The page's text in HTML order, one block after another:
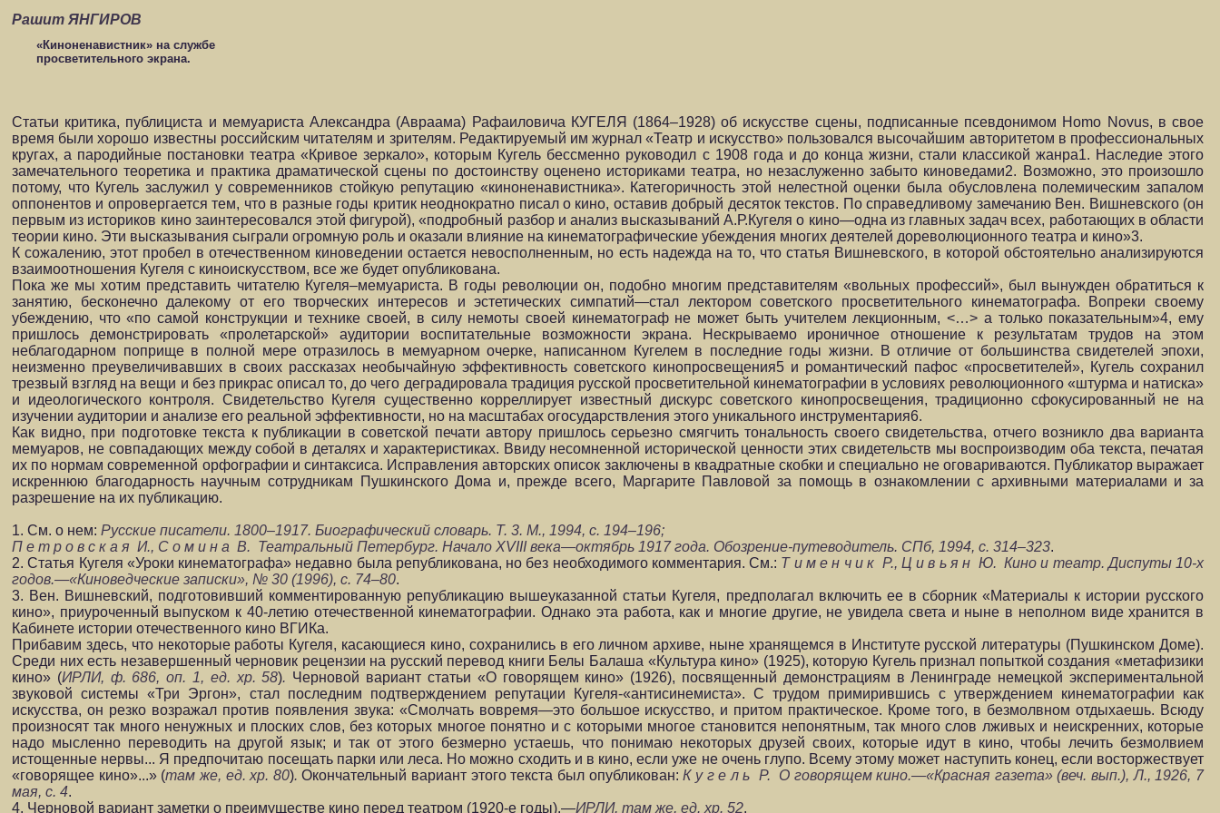
Рашит ЯНГИРОВ
«Киноненавистник» на службе
просветительного экрана.
Статьи критика, публициста и мемуариста Александра (Авраама) Рафаиловича КУГЕЛЯ (1864–1928) об искусстве сцены, подписанные псевдонимом Homo Novus, в свое
время были хорошо известны российским читателям и зрителям. Редактируемый им журнал «Театр и искусство» пользовался высочайшим авторитетом в профессиональных
кругах, а пародийные постановки театра «Кривое зеркало», которым Кугель бессменно руководил с 1908 года и до конца жизни, стали классикой жанра1. Наследие этого
замечательного теоретика и практика драматической сцены по достоинству оценено историками театра, но незаслуженно забыто киноведами2. Возможно, это произошло
потому, что Кугель заслужил у современников стойкую репутацию «киноненавистника». Категоричность этой нелестной оценки была обусловлена полемическим запалом
оппонентов и опровергается тем, что в разные годы критик неоднократно писал о кино, оставив добрый десяток текстов. По справедливому замечанию Вен. Вишневского (он
первым из историков кино заинтересовался этой фигурой), «подробный разбор и анализ высказываний А.Р.Кугеля о кино—одна из главных задач всех, работающих в области
теории кино. Эти высказывания сыграли огромную роль и оказали влияние на кинематографические убеждения многих деятелей дореволюционного театра и кино»3.
К сожалению, этот пробел в отечественном киноведении остается невосполненным, но есть надежда на то, что статья Вишневского, в которой обстоятельно анализируются
взаимоотношения Кугеля с киноискусством, все же будет опубликована.
Пока же мы хотим представить читателю Кугеля–мемуариста. В годы революции он, подобно многим представителям «вольных профессий», был вынужден обратиться к
занятию, бесконечно далекому от его творческих интересов и эстетических симпатий—стал лектором советского просветительного кинематографа. Вопреки своему
убеждению, что «по самой конструкции и технике своей, в силу немоты своей кинематограф не может быть учителем лекционным, <…> а только показательным»4, ему
пришлось демонстрировать «пролетарской» аудитории воспитательные возможности экрана. Нескрываемо ироничное отношение к результатам трудов на этом
неблагодарном поприще в полной мере отразилось в мемуарном очерке, написанном Кугелем в последние годы жизни. В отличие от большинства свидетелей эпохи,
неизменно преувеличивавших в своих рассказах необычайную эффективность советского кинопросвещения5 и романтический пафос «просветителей», Кугель сохранил
трезвый взгляд на вещи и без прикрас описал то, до чего деградировала традиция русской просветительной кинематографии в условиях революционного «штурма и натиска»
и идеологического контроля. Свидетельство Кугеля существенно корреллирует известный дискурс советского кинопросвещения, традиционно сфокусированный не на
изучении аудитории и анализе его реальной эффективности, но на масштабах огосударствления этого уникального инструментария6.
Как видно, при подготовке текста к публикации в советской печати автору пришлось серьезно смягчить тональность своего свидетельства, отчего возникло два варианта
мемуаров, не совпадающих между собой в деталях и характеристиках. Ввиду несомненной исторической ценности этих свидетельств мы воспроизводим оба текста, печатая
их по нормам современной орфографии и синтаксиса. Исправления авторских описок заключены в квадратные скобки и специально не оговариваются. Публикатор выражает
искреннюю благодарность научным сотрудникам Пушкинского Дома и, прежде всего, Маргарите Павловой за помощь в ознакомлении с архивными материалами и за
разрешение на их публикацию.
1. См. о нем: Русские писатели. 1800–1917. Биографический словарь. Т. 3. М., 1994, с. 194–196;
П е т р о в с к а я И., С о м и н а В. Театральный Петербург. Начало XVIII века—октябрь 1917 года. Обозрение-путеводитель. СПб, 1994, с. 314–323.
2. Статья Кугеля «Уроки кинематографа» недавно была републикована, но без необходимого комментария. См.: Т и м е н ч и к Р., Ц и в ь я н Ю. Кино и театр. Диспуты 10-х
годов.—«Киноведческие записки», № 30 (1996), с. 74–80.
3. Вен. Вишневский, подготовивший комментированную републикацию вышеуказанной статьи Кугеля, предполагал включить ее в сборник «Материалы к истории русского
кино», приуроченный выпуском к 40-летию отечественной кинематографии. Однако эта работа, как и многие другие, не увидела света и ныне в неполном виде хранится в
Кабинете истории отечественного кино ВГИКа.
Прибавим здесь, что некоторые работы Кугеля, касающиеся кино, сохранились в его личном архиве, ныне хранящемся в Институте русской литературы (Пушкинском Доме).
Среди них есть незавершенный черновик рецензии на русский перевод книги Белы Балаша «Культура кино» (1925), которую Кугель признал попыткой создания «метафизики
кино» (ИРЛИ, ф. 686, оп. 1, ед. хр. 58). Черновой вариант статьи «О говорящем кино» (1926), посвященный демонстрациям в Ленинграде немецкой экспериментальной
звуковой системы «Три Эргон», стал последним подтверждением репутации Кугеля-«антисинемиста». С трудом примирившись с утверждением кинематографии как
искусства, он резко возражал против появления звука: «Смолчать вовремя—это большое искусство, и притом практическое. Кроме того, в безмолвном отдыхаешь. Всюду
произносят так много ненужных и плоских слов, без которых многое понятно и с которыми многое становится непонятным, так много слов лживых и неискренних, которые
надо мысленно переводить на другой язык; и так от этого безмерно устаешь, что понимаю некоторых друзей своих, которые идут в кино, чтобы лечить безмолвием
истощенные нервы... Я предпочитаю посещать парки или леса. Но можно сходить и в кино, если уже не очень глупо. Всему этому может наступить конец, если восторжествует
«говорящее кино»...» (там же, ед. хр. 80). Окончательный вариант этого текста был опубликован:К у г е л ь Р. О говорящем кино.—«Красная газета» (веч. вып.), Л., 1926, 7
мая, с. 4.
4. Черновой вариант заметки о преимуществе кино перед театром (1920-е годы).—ИРЛИ, там же, ед. хр. 52.